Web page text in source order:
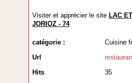
Visiter et apprécier le site LAC
JORIOZ - 74
catégorie :
Cuisine
Url
Hits
35